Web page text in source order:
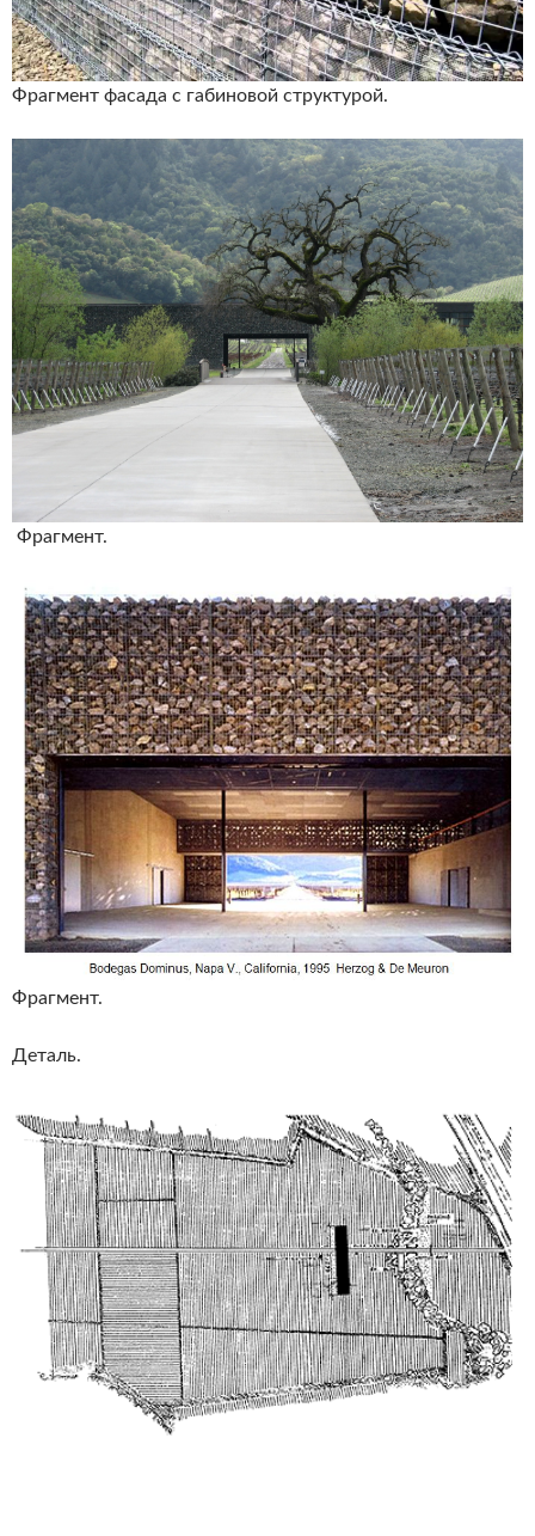
Фрагмент фасада с габиновой структурой.
Фрагмент.
Фрагмент.
Деталь.